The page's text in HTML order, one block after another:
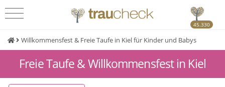
45.330
Willkommensfest & Freie Taufe in Kiel für Kinder und Babys
Freie Taufe & Willkommensfest in Kiel